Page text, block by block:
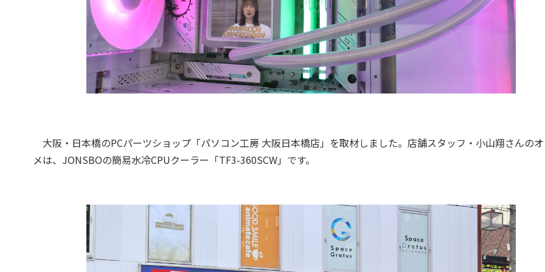
大阪・日本橋のPCパーツショップ「パソコン工房 大阪日本橋店」を取材しました。店舗スタッフ・小山翔さんの
メは、JONSBOの簡易水冷CPUクーラー「TF3-360SCW」です。